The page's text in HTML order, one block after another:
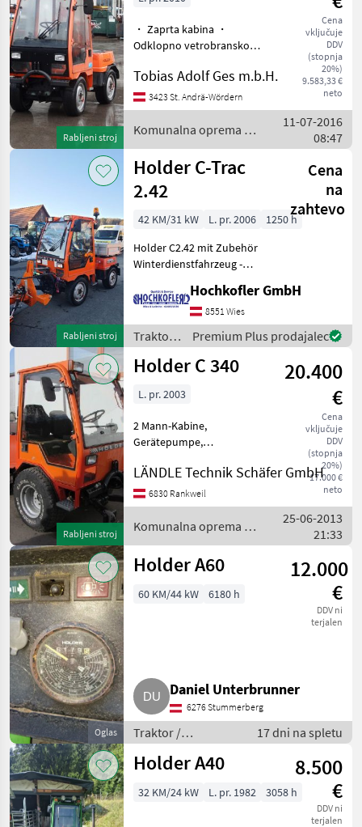
Rabljeni stroj
Cena
vključuje
DDV
(stopnja
20%)
9.583,33 €
neto
・ Zaprta kabina ・
Odklopno vetrobransko
pogon na vsa kolesa ・
Osvetlitev: 2 glavna in 2
dodatna žarometa ・
Mehanska priklopna
Tobias Adolf Ges m.b.H.
3423 St. Andrä-Wördern
Komunalna oprema /
Holder
11-07-2016
08:47
Rabljeni stroj
Holder C-Trac
2.42
Cena
na
zahtevo
42 KM/31 kW L. pr. 2006
1250 h
Holder C2.42 mit Zubehör
Winterdienstfahrzeug -
Schneeschild. Ideal zur
Gesteigräumung,
Artikelstandort Hochkofler
GmbH Haupstraße 12,
Hochkofler GmbH
8551 Wies
Traktor /
Holder
Premium Plus prodajalec
Rabljeni stroj
Holder C 340
20.400
€
Cena
vključuje
DDV
(stopnja
20%)
17.000 €
neto
L. pr. 2003
2 Mann-Kabine,
Gerätepumpe,
Frontzapfwelle, 40 km/h,
Fronthydraulik
doppelwirkend,
Transportmulde, hydr.
Steuergeräte, B
LÄNDLE Technik Schäfer GmbH
6830 Rankweil
Komunalna oprema /
Holder
25-06-2013
21:33
Oglas
Holder A60
12.000
€
DDV ni
terjalen
60 KM/44 kW 6180 h
Daniel Unterbrunner
6276 Stummerberg
Traktor /
Standardni traktor
17 dni na spletu
Holder A40
8.500
€
DDV ni
terjalen
32 KM/24 kW L. pr. 1982 3058 h